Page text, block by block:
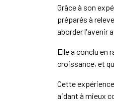
Grâce à son
préparés à
aborder l'avenir
Elle a conclu en
croissance, et
Cette
aidant à mieux